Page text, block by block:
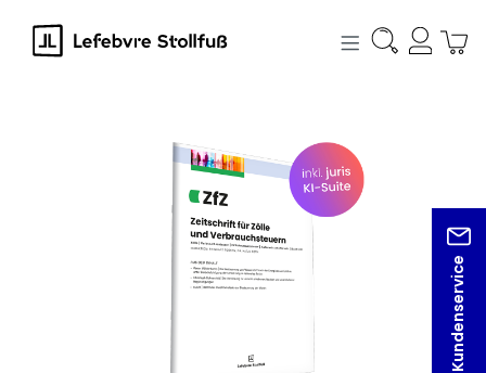
springen
Kundenservice
Bildergalerie überspringen